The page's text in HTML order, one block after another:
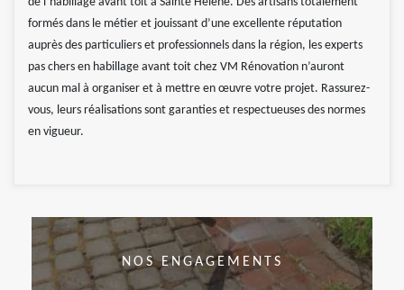
formés dans le métier et jouissant d’une excellente réputation
auprès des particuliers et professionnels dans la région, les experts
pas chers en habillage avant toit chez VM Rénovation n’auront
aucun mal à organiser et à mettre en œuvre votre projet. Rassurez-
vous, leurs réalisations sont garanties et respectueuses des normes
en vigueur.
NOS ENGAGEMENTS